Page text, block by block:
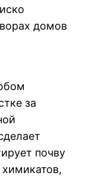
домов
за
почву